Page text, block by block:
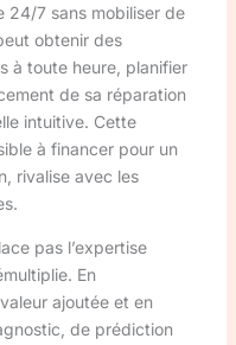
24/7 sans mobiliser de
obtenir des
à toute heure, planifier
de sa réparation
intuitive. Cette
à financer pour un
rivalise avec les
pas l’expertise
En
ajoutée et en
de prédiction